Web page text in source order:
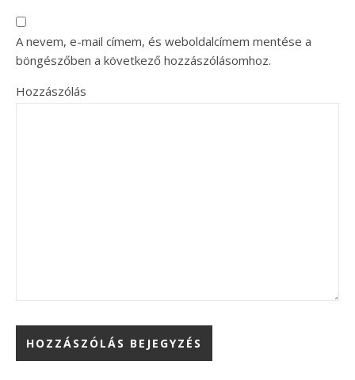
A nevem, e-mail címem, és weboldalcímem mentése a
böngészőben a következő hozzászólásomhoz.
Hozzászólás